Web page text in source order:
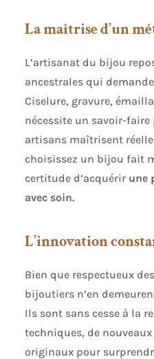
La maîtrise d’un
L’artisanat du bijou
ancestrales qui
Ciselure, gravure,
nécessite un savoir-faire
artisans maîtrisent
choisissez un bijou fait
certitude d’acquérir une
avec soin.
L’innovation
Bien que respectueux
bijoutiers n’en
Ils sont sans cesse à la
techniques, de
originaux pour